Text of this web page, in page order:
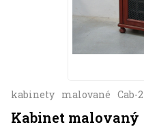
kabinety malované Cab-
Kabinet malovaný